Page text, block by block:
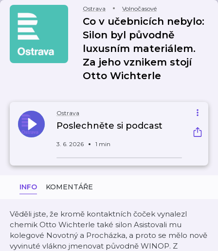
Ostrava Volnočasové
Co v učebnicích nebylo:
Silon byl původně
luxusním materiálem.
Za jeho vznikem stojí
Otto Wichterle
Ostrava
Poslechněte si podcast
3. 6. 2026 1 min
INFO KOMENTÁŘE
Věděli jste, že kromě kontaktních čoček vynalezl
chemik Otto Wichterle také silon Asistovali mu
kolegové Novotný a Procházka, a proto se mělo nově
vyvinuté vlákno jmenovat původně WINOP. Z